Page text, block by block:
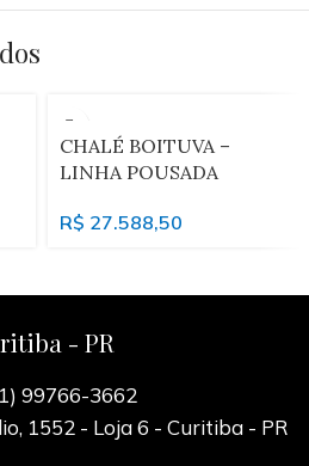
CHALÉ BOITUVA –
LINHA POUSADA
R$ 27.588,50
- PR
99766-3662
1552 - Loja 6 - Curitiba - PR